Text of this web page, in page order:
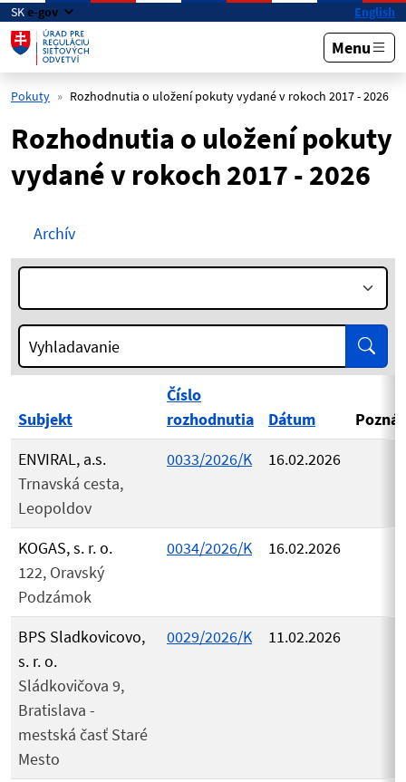
Preskočiť na hlavný obsah
SKe-gov English
Menu
Pokuty Rozhodnutia o uložení pokuty vydané v rokoch 2017 - 2026
Rozhodnutia o uložení pokuty
vydané v rokoch 2017 - 2026
Archív
Rok:
Vyhladavanie
Subjekt
Číslo
rozhodnutia
Dátum
ENVIRAL, a.s.
Trnavská cesta,
Leopoldov
0033/2026/K 16.02.2026
KOGAS, s. r. o.
122, Oravský
Podzámok
0034/2026/K 16.02.2026
BPS Sladkovicovo,
s. r. o.
Sládkovičova 9,
Bratislava -
mestská časť Staré
Mesto
0029/2026/K 11.02.2026